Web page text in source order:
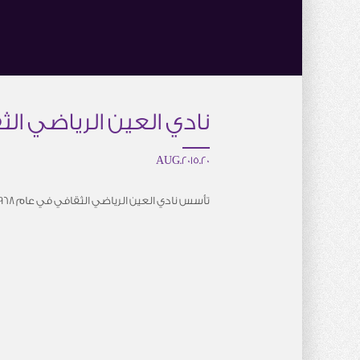
نادي العين الرياضي
20.AUG.2015
تأسس نادي العين الرياضي الثقافي في عام 1968 ويقع مقره في مدينة العين، في إمارة أبوظبي، وهو الممثل الوحيد للمدينة… Hayzel